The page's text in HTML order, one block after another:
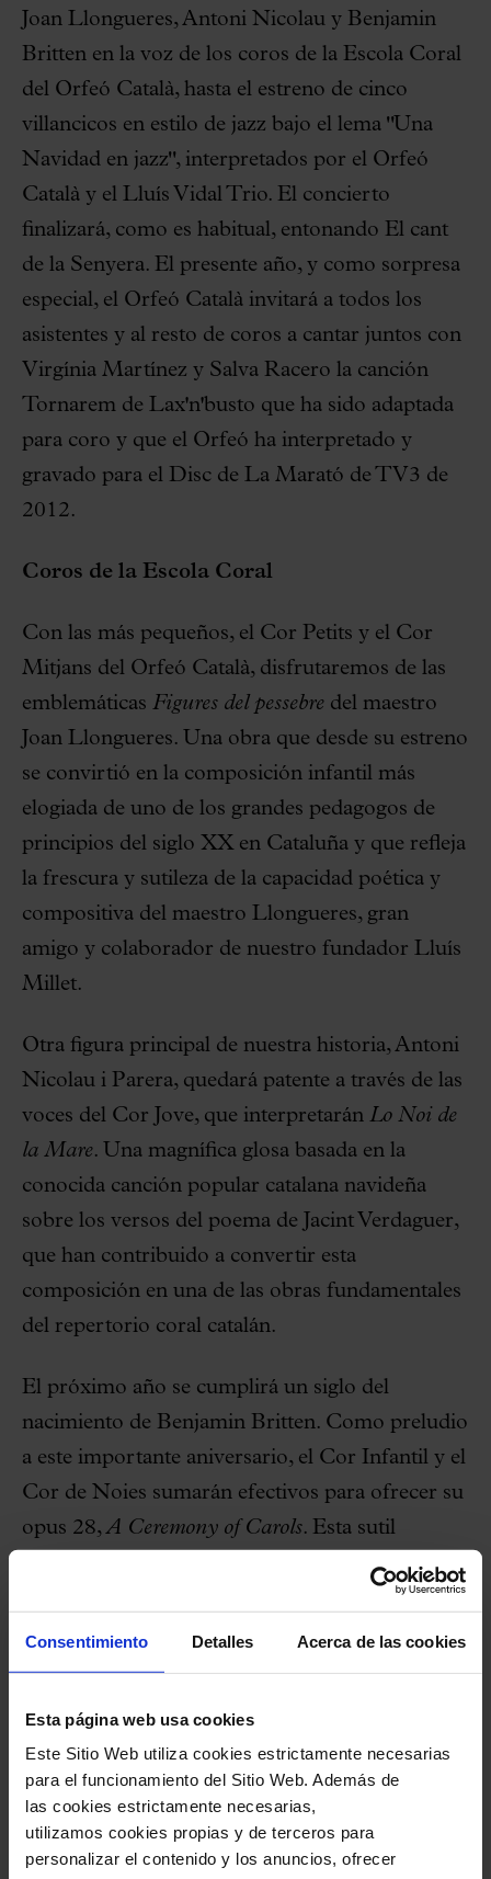
Consentimiento Detalles Acerca de las cookies
Esta página web usa cookies
Este Sitio Web utiliza cookies estrictamente necesarias
para el funcionamiento del Sitio Web. Además de
las cookies estrictamente necesarias,
utilizamos cookies propias y de terceros para
personalizar el contenido y los anuncios, ofrecer
Joan Llongueres, Antoni Nicolau y Benjamin
Britten en la voz de los coros de la Escola Coral
del Orfeó Català, hasta el estreno de cinco
villancicos en estilo de jazz bajo el lema "Una
Navidad en jazz", interpretados por el Orfeó
Català y el Lluís Vidal Trio. El concierto
finalizará, como es habitual, entonando El cant
de la Senyera. El presente año, y como sorpresa
especial, el Orfeó Català invitará a todos los
asistentes y al resto de coros a cantar juntos con
Virgínia Martínez y Salva Racero la canción
Tornarem de Lax'n'busto que ha sido adaptada
para coro y que el Orfeó ha interpretado y
gravado para el Disc de La Marató de TV3 de
2012.
Coros de la Escola Coral
Con las más pequeños, el Cor Petits y el Cor
Mitjans del Orfeó Català, disfrutaremos de las
emblemáticas Figures del pessebre del maestro
Joan Llongueres. Una obra que desde su estreno
se convirtió en la composición infantil más
elogiada de uno de los grandes pedagogos de
principios del siglo XX en Cataluña y que refleja
la frescura y sutileza de la capacidad poética y
compositiva del maestro Llongueres, gran
amigo y colaborador de nuestro fundador Lluís
Millet.
Otra figura principal de nuestra historia, Antoni
Nicolau i Parera, quedará patente a través de las
voces del Cor Jove, que interpretarán Lo Noi de
la Mare. Una magnífica glosa basada en la
conocida canción popular catalana navideña
sobre los versos del poema de Jacint Verdaguer,
que han contribuido a convertir esta
composición en una de las obras fundamentales
del repertorio coral catalán.
El próximo año se cumplirá un siglo del
nacimiento de Benjamin Britten. Como preludio
a este importante aniversario, el Cor Infantil y el
Cor de Noies sumarán efectivos para ofrecer su
opus 28,A Ceremony of Carols. Esta sutil
composición navideña para coro de voces
blancas, solistas y arpa, la escribió en 1942 a
partir de una serie de textos antiguos, algunos de
carácter anónimo, de poetas de los siglos XV y
Coro del Orfeó Català
El concierto seguirá con la actuación del Orfeó
Català. Y la obraLux Fulgebit, basada en textos